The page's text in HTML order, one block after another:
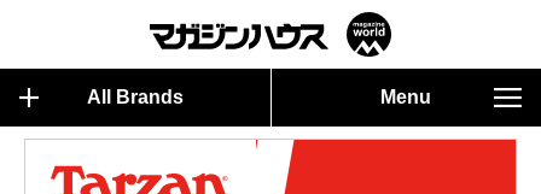
All Brands Menu